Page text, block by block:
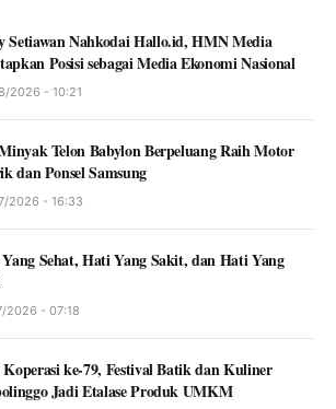
Setiawan Nahkodai Hallo.id, HMN Media
Posisi sebagai Media Ekonomi Nasional
2026 - 10:21
Telon Babylon Berpeluang Raih Motor
dan Ponsel Samsung
2026 - 16:33
Sehat, Hati Yang Sakit, dan Hati Yang
2026 - 07:18
ke-79, Festival Batik dan Kuliner
Jadi Etalase Produk UMKM